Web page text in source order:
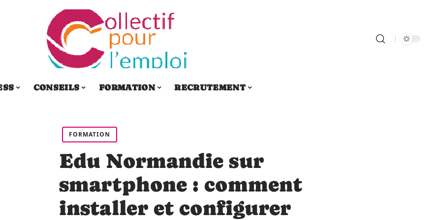
CONSEILS FORMATION RECRUTEMENT
FORMATION
Edu Normandie sur
smartphone : comment
installer et configurer